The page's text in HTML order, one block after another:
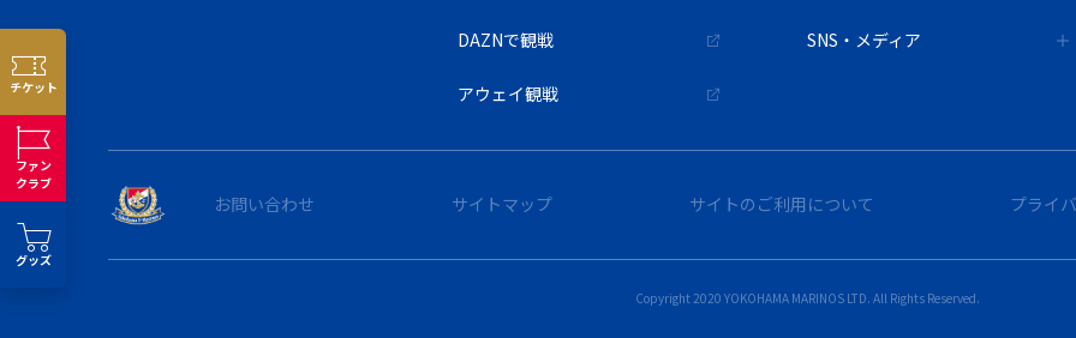
チケット
ファン
クラブ
グッズ
DAZNで観戦
アウェイ観戦
SNS・メディア
お問い合わせ サイトマップ サイトのご利用について プライ
Copyright 2020 YOKOHAMA MARINOS LTD. All Rights Reserved.